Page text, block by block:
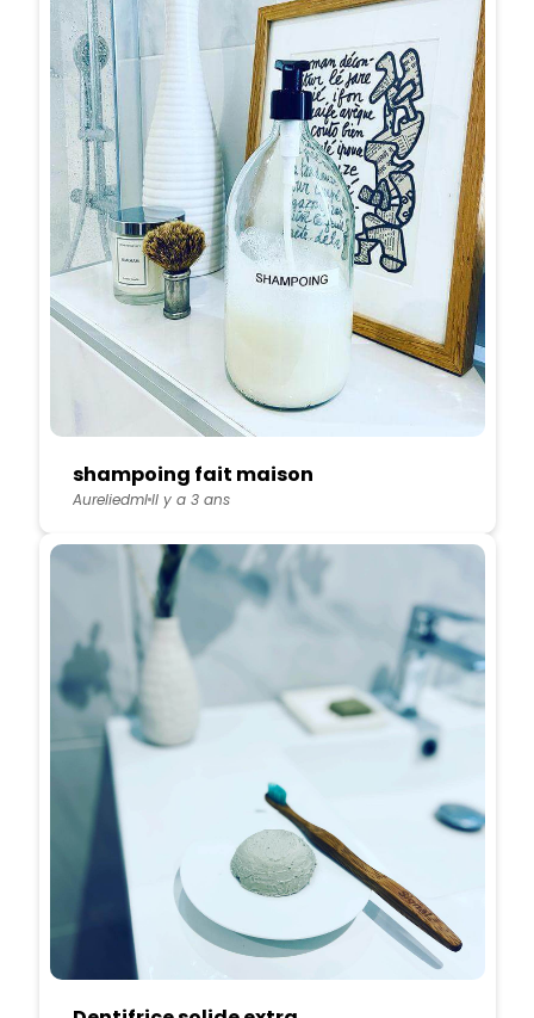
shampoing fait maison
AureliedmlIl y a 3 ans